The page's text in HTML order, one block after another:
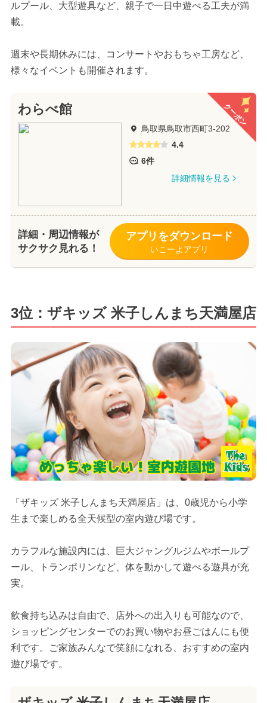
ルプール、大型遊具など、親子で一日中遊べる工夫が満
載。
週末や長期休みには、コンサートやおもちゃ工房など、
様々なイベントも開催されます。
クーポン
わらべ館
鳥取県鳥取市西町3-202
4.4
6件
詳細情報を見る
詳細・周辺情報が
サクサク見れる！
アプリをダウンロード
いこーよアプリ
3位：ザキッズ 米子しんまち天満屋店
「ザキッズ 米子しんまち天満屋店」は、0歳児から小学
生まで楽しめる全天候型の室内遊び場です。
カラフルな施設内には、巨大ジャングルジムやボールプ
ール、トランポリンなど、体を動かして遊べる遊具が充
実。
飲食持ち込みは自由で、店外への出入りも可能なので、
ショッピングセンターでのお買い物やお昼ごはんにも便
利です。ご家族みんなで笑顔になれる、おすすめの室内
遊び場です。